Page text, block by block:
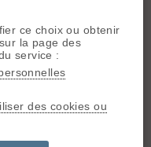
ce choix ou obtenir
la page des
service :
des cookies ou